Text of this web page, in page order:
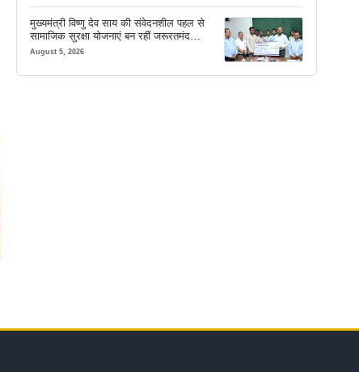
मुख्यमंत्री विष्णु देव साय की संवेदनशील पहल से
सामाजिक सुरक्षा योजनाएं बन रहीं जरूरतमंद
परिवारों का मजबूत सहारा
August 5, 2026